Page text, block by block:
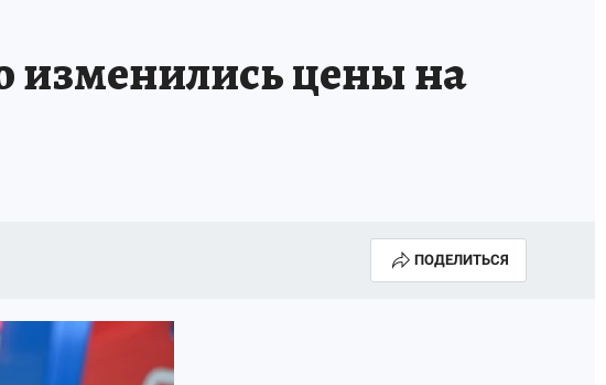
изменились цены на
ПОДЕЛИТЬСЯ